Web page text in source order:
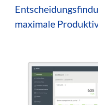
maximale